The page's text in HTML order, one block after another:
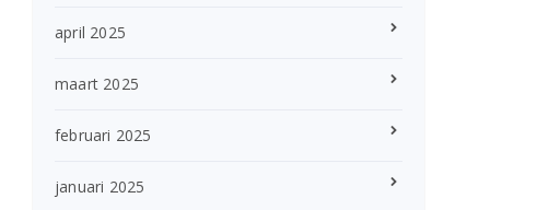
april 2025
maart 2025
februari 2025
januari 2025